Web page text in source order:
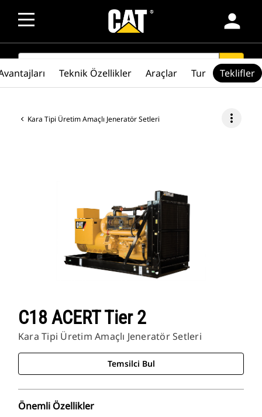
person
SEARCH search
Kara Tipi Üretim Amaçlı Jeneratör Setleri more_vert
C18 ACERT Tier 2
Kara Tipi Üretim Amaçlı Jeneratör Setleri
Temsilci Bul
Önemli Özellikler
Teknik Özellikler Araçlar Tur Teklifler